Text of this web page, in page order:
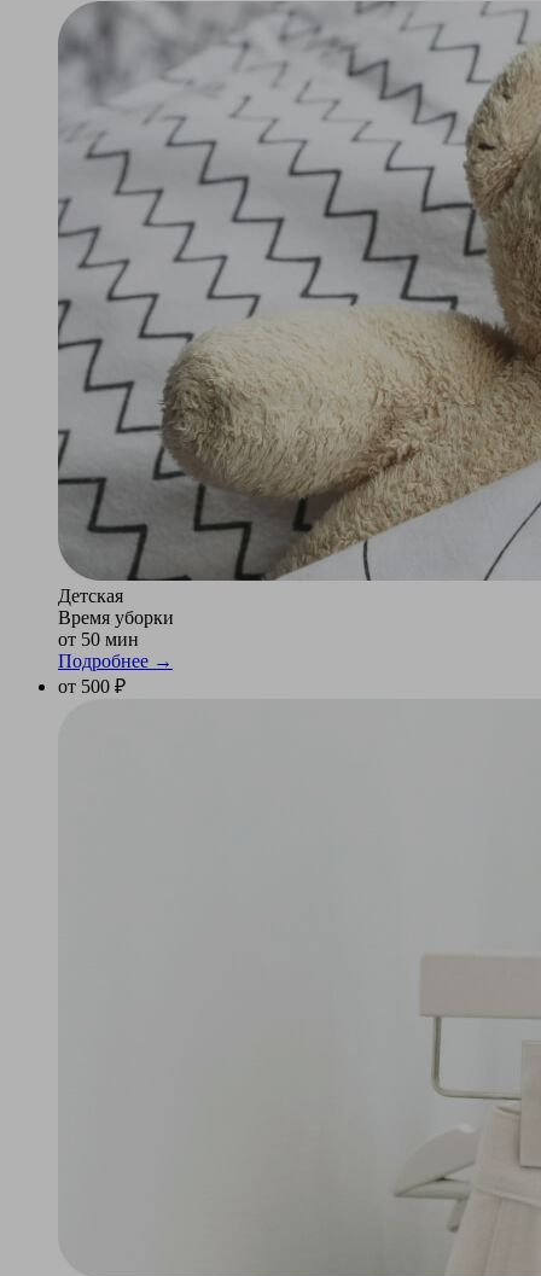
Детская
Время уборки
от 50 мин
Подробнее →
от 500 ₽